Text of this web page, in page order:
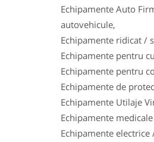
Echipamente Auto
autovehicule,
Echipamente ridicat /
Echipamente pentru
Echipamente pentru
Echipamente de
Echipamente Utilaje
Echipamente
Echipamente